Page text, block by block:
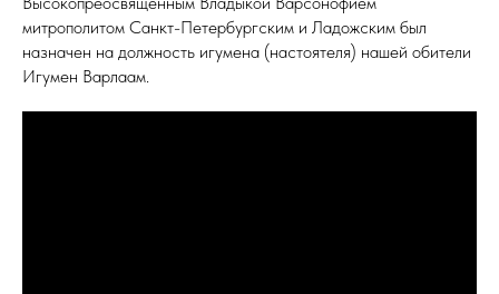
митрополитом Санкт-Петербургским и Ладожским был
назначен на должность игумена (настоятеля) нашей обители
Игумен Варлаам.